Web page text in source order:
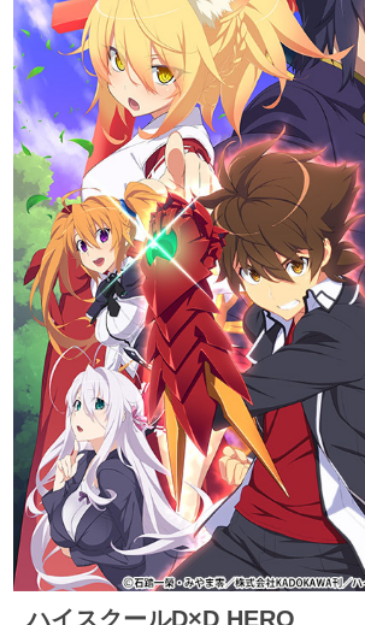
ハイスクールD×D HERO